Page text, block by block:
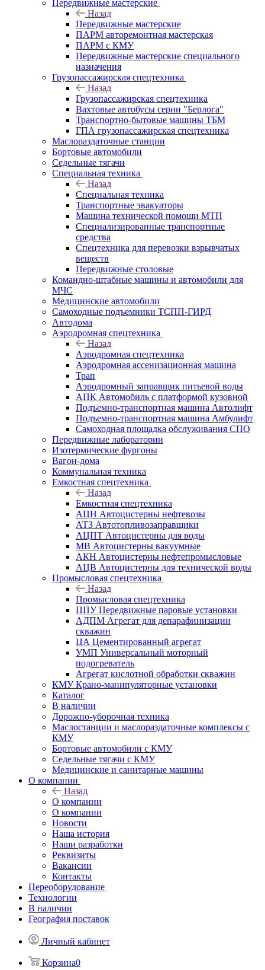
Передвижные мастерские
Назад
Передвижные мастерские
ПАРМ авторемонтная мастерская
ПАРМ с КМУ
Передвижные мастерские специального
назначения
Грузопассажирская спецтехника
Назад
Грузопассажирская спецтехника
Вахтовые автобусы серии "Берлога"
Транспортно-бытовые машины ТБМ
ГПА грузопассажирская спецтехника
Маслораздаточные станции
Бортовые автомобили
Седельные тягачи
Специальная техника
Назад
Специальная техника
Транспортные эвакуаторы
Машина технической помощи МТП
Специализированные транспортные
средства
Спецтехника для перевозки взрывчатых
веществ
Передвижные столовые
Командно-штабные машины и автомобили для
МЧС
Медицинские автомобили
Самоходные подъемники ТСПП-ГИРД
Автодома
Аэродромная спецтехника
Назад
Аэродромная спецтехника
Аэродромная ассенизационная машина
Трап
Аэродромный заправщик питьевой воды
АПК Автомобиль с платформой кузовной
Подъемно-транспортная машина Автолифт
Подъемно-транспортная машина Амбулифт
Самоходная площадка обслуживания СПО
Передвижные лаборатории
Изотермические фургоны
Вагон-дома
Коммунальная техника
Емкостная спецтехника
Назад
Емкостная спецтехника
АЦН Автоцистерны нефтевозы
АТЗ Автотопливозаправщики
АЦПТ Автоцистерны для воды
МВ Автоцистерны вакуумные
АКН Автоцистерны нефтепромысловые
АЦВ Автоцистерны для технической воды
Промысловая спецтехника
Назад
Промысловая спецтехника
ППУ Передвижные паровые установки
АДПМ Агрегат для депарафинизации
скважин
ЦА Цементированный агрегат
УМП Универсальный моторный
подогреватель
Агрегат кислотной обработки скважин
КМУ Крано-манипуляторные установки
Каталог
В наличии
Дорожно-уборочная техника
Маслостанции и маслораздаточные комплексы с
КМУ
Бортовые автомобили с КМУ
Седельные тягачи с КМУ
Медицинские и санитарные машины
О компании
Назад
О компании
О компании
Новости
Наша история
Наши разработки
Реквизиты
Вакансии
Контакты
Переоборудование
Технологии
В наличии
География поставок
Личный кабинет
Корзина0